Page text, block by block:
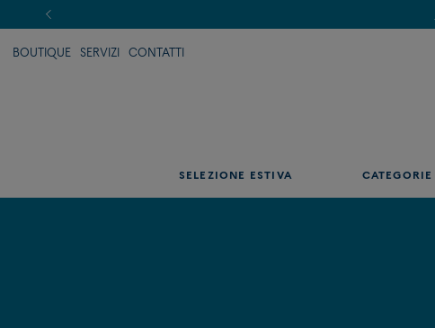
BOUTIQUE SERVIZI CONTATTI
SELEZIONE ESTIVA CATEGORIE